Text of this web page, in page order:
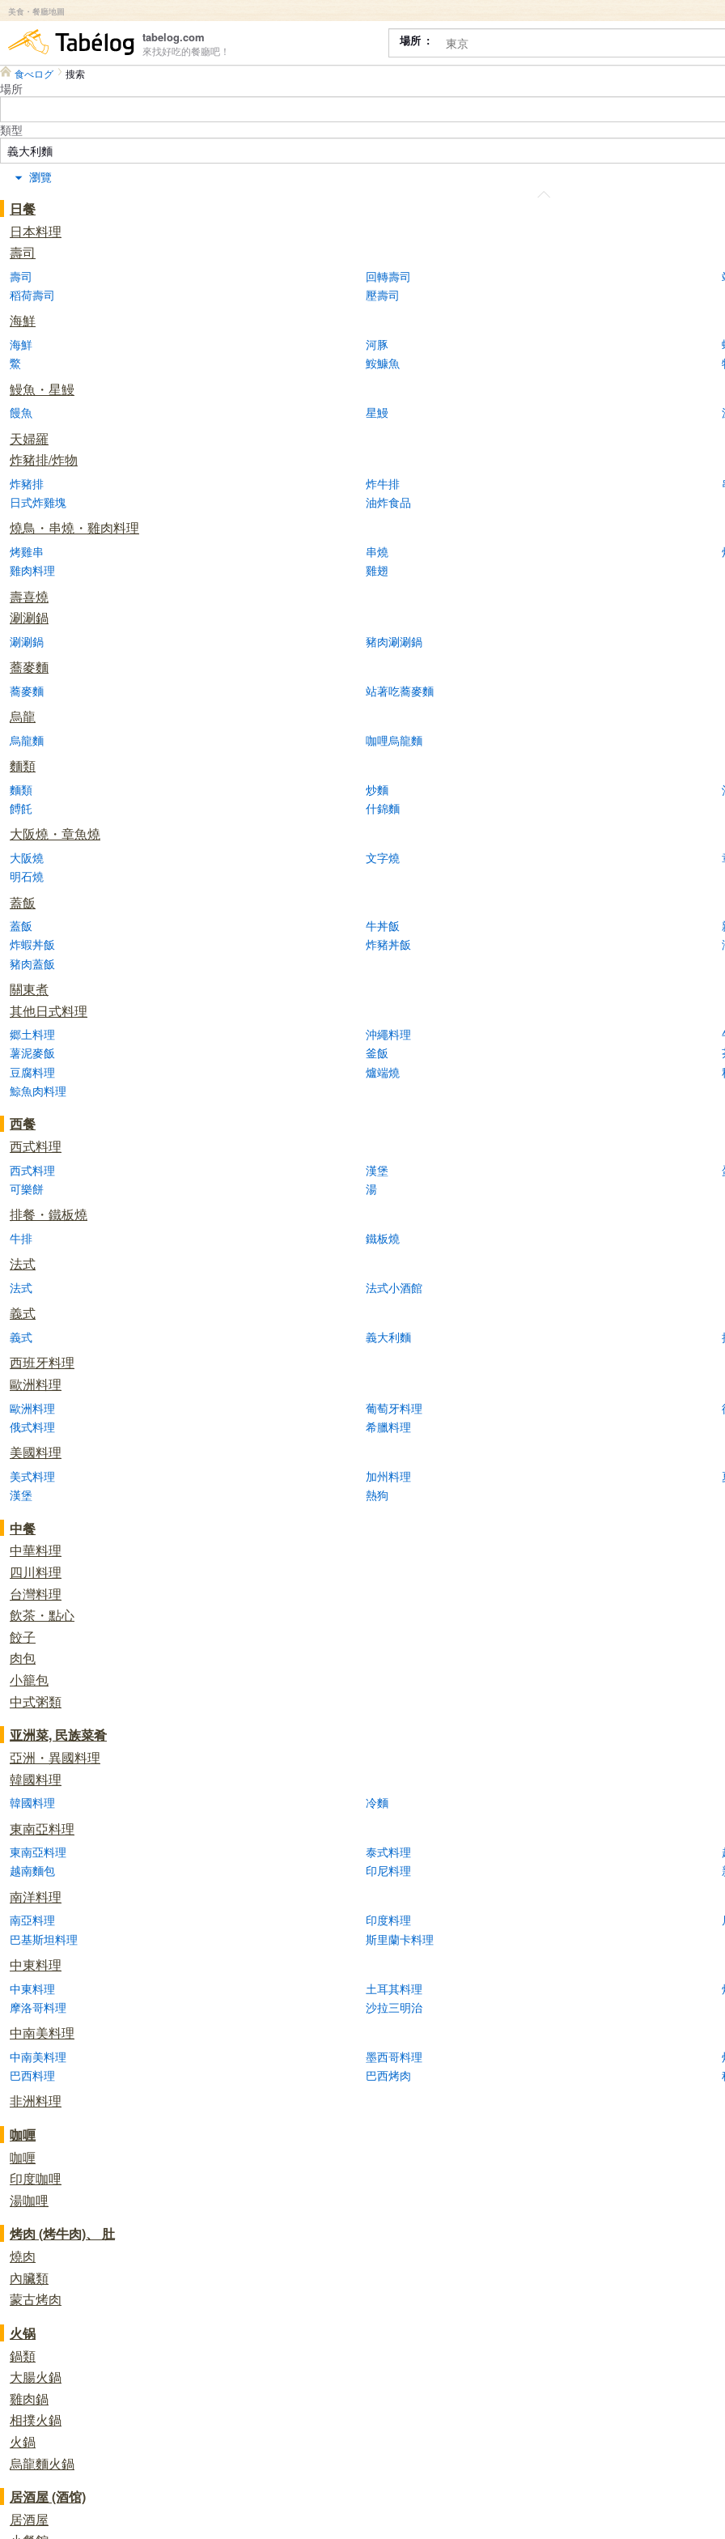
美食・餐廳地圖
食べログ
tabelog.com
來找好吃的餐廳吧！
場所
食べログ 搜索
場所
類型
瀏覽
日餐
日本料理
壽司
壽司 回轉壽司
稻荷壽司
壓壽司
海鮮
海鮮 河豚
鱉
鮟鱇魚
鰻魚・星鰻
饅魚 星鰻
天婦羅
炸豬排/炸物
炸豬排 炸牛排
日式炸雞塊
油炸食品
燒鳥・串燒・雞肉料理
烤雞串 串燒
雞肉料理
雞翅
壽喜燒
涮涮鍋
涮涮鍋 豬肉涮涮鍋
蕎麥麵
蕎麥麵 站著吃蕎麥麵
烏龍
烏龍麵 咖哩烏龍麵
麵類
麵類 炒麵
餺飥
什錦麵
大阪燒・章魚燒
大阪燒 文字燒
明石燒
蓋飯
蓋飯 牛丼飯
炸蝦丼飯
炸豬丼飯
豬肉蓋飯
關東煮
其他日式料理
郷土料理 沖繩料理
薯泥麥飯
釜飯
豆腐料理
爐端燒
鯨魚肉料理
西餐
西式料理
西式料理 漢堡
可樂餅
湯
排餐・鐵板燒
牛排 鐵板燒
法式
法式 法式小酒館
義式
義式 義大利麵
西班牙料理
歐洲料理
歐洲料理 葡萄牙料理
俄式料理
希臘料理
美國料理
美式料理 加州料理
漢堡
熱狗
中餐
中華料理
四川料理
台灣料理
飲茶・點心
餃子
肉包
小籠包
中式粥類
亚洲菜, 民族菜肴
亞洲・異國料理
韓國料理
韓國料理 冷麵
東南亞料理
東南亞料理 泰式料理
越南麵包
印尼料理
南洋料理
南亞料理 印度料理
巴基斯坦料理
斯里蘭卡料理
中東料理
中東料理 土耳其料理
摩洛哥料理
沙拉三明治
中南美料理
中南美料理 墨西哥料理
巴西料理
巴西烤肉
非洲料理
咖喱
咖喱
印度咖哩
湯咖哩
烤肉 (烤牛肉)、 肚
燒肉
內臟類
蒙古烤肉
火锅
鍋類
大腸火鍋
雞肉鍋
相撲火鍋
火鍋
烏龍麵火鍋
居酒屋 (酒馆)
居酒屋